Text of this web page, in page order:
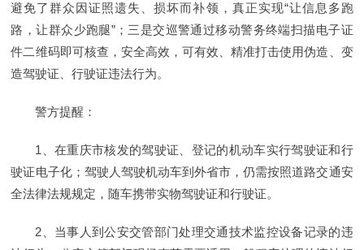
避免了群众因证照遗失、损坏而补领，真正实现“让信息多跑
路，让群众少跑腿”；三是交巡警通过移动警务终端扫描电子证
件二维码即可核查，安全高效，可有效、精准打击使用伪造、变
造驾驶证、行驶证违法行为。
警方提醒：
1、在重庆市核发的驾驶证、登记的机动车实行驾驶证和行
驶证电子化；驾驶人驾驶机动车到外省市，仍需按照道路交通安
全法律法规规定，随车携带实物驾驶证和行驶证。
2、当事人到公安交管部门处理交通技术监控设备记录的违